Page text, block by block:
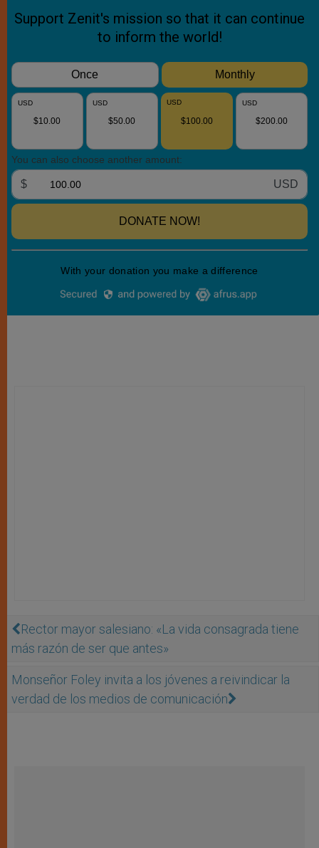
Rector mayor salesiano: «La vida consagrada tiene
más razón de ser que antes»
Monseñor Foley invita a los jóvenes a reivindicar la
verdad de los medios de comunicación